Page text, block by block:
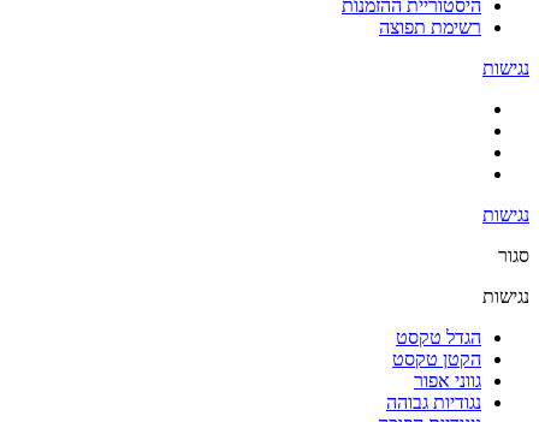
היסטוריית ההזמנות
רשימת תפוצה
נגישות
נגישות
סגור
נגישות
הגדל טקסט
הקטן טקסט
גווני אפור
נגודיות גבוהה